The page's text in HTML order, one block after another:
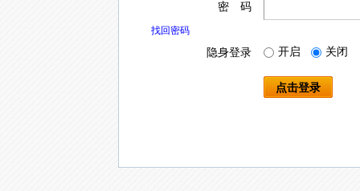
密 码
找回密码
隐身登录 开启 关闭
点击登录